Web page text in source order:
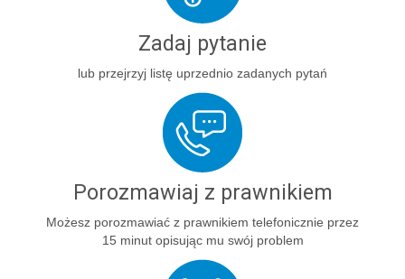
Zadaj pytanie
lub przejrzyj listę uprzednio zadanych pytań
Porozmawiaj z prawnikiem
Możesz porozmawiać z prawnikiem telefonicznie przez
15 minut opisując mu swój problem